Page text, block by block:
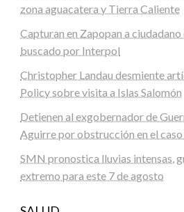
zona aguacatera y Tierra Caliente
Capturan en Zapopan a
buscado por Interpol
Christopher Landau desmiente
Policy sobre visita a Islas Salomón
Detienen al exgobernador de
Aguirre por obstrucción en el
SMN pronostica lluvias intensas,
extremo para este 7 de agosto